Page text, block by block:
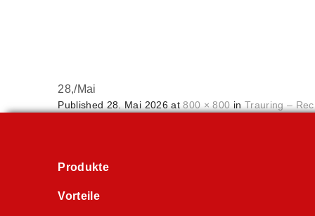
28,/Mai
Published 28. Mai 2026at800 × 800 in Trauring –
Produkte
Vorteile